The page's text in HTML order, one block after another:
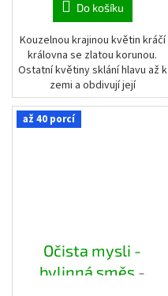
Do košíku
Kouzelnou krajinou květin kráčí
královna se zlatou korunou.
Ostatní květiny sklání hlavu až k
zemi a obdivují její
majestátnost. Nechte se unést
Inulou a jejím světem bylin
díky...
až 40 porcí
Očista mysli -
bylinná směs -